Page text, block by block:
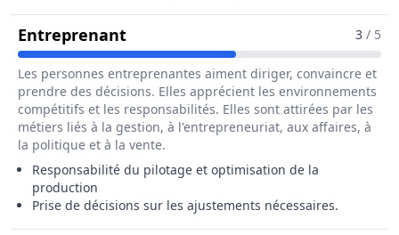
EntreprenantPour Le Métier De Chef / Cheffe
3 / 5
Les personnes entreprenantes aiment diriger, convaincre et
prendre des décisions. Elles apprécient les environnements
compétitifs et les responsabilités. Elles sont attirées par les
métiers liés à la gestion, à l'entrepreneuriat, aux affaires, à
la politique et à la vente.
Responsabilité du pilotage et optimisation de la
production
Prise de décisions sur les ajustements nécessaires.